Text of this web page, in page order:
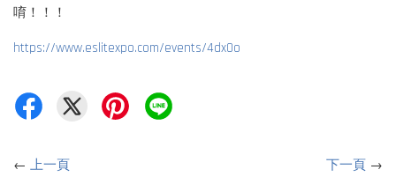
唷！！！
https://www.eslitexpo.com/events/4dx0o
← 上一頁 下一頁 →